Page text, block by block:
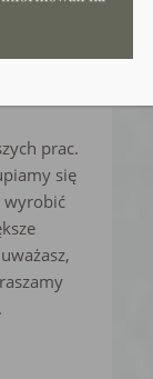
prac.
się
wyrobić
.